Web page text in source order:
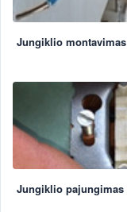
Jungiklio montavimas
Jungiklio pajungimas